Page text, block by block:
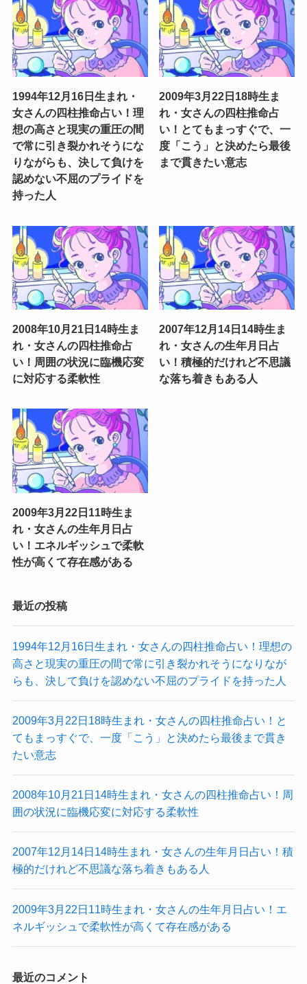
1994年12月16日生まれ・
女さんの四柱推命占い！理
想の高さと現実の重圧の間
で常に引き裂かれそうにな
りながらも、決して負けを
認めない不屈のプライドを
持った人
2009年3月22日18時生ま
れ・女さんの四柱推命占
い！とてもまっすぐで、一
度「こう」と決めたら最後
まで貫きたい意志
2008年10月21日14時生ま
れ・女さんの四柱推命占
い！周囲の状況に臨機応変
に対応する柔軟性
2007年12月14日14時生ま
れ・女さんの生年月日占
い！積極的だけれど不思議
な落ち着きもある人
2009年3月22日11時生ま
れ・女さんの生年月日占
い！エネルギッシュで柔軟
性が高くて存在感がある
最近の投稿
1994年12月16日生まれ・女さんの四柱推命占い！理想の
高さと現実の重圧の間で常に引き裂かれそうになりなが
らも、決して負けを認めない不屈のプライドを持った人
2009年3月22日18時生まれ・女さんの四柱推命占い！と
てもまっすぐで、一度「こう」と決めたら最後まで貫き
たい意志
2008年10月21日14時生まれ・女さんの四柱推命占い！周
囲の状況に臨機応変に対応する柔軟性
2007年12月14日14時生まれ・女さんの生年月日占い！積
極的だけれど不思議な落ち着きもある人
2009年3月22日11時生まれ・女さんの生年月日占い！エ
ネルギッシュで柔軟性が高くて存在感がある
最近のコメント